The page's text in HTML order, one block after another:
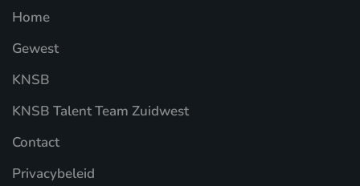
Home
Gewest
KNSB
KNSB Talent Team Zuidwest
Contact
Privacybeleid